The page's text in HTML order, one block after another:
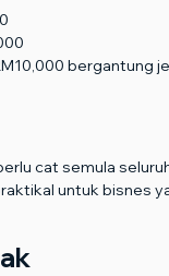
bergantung
cat semula
untuk bisnes